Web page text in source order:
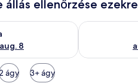
állás ellenőrzése
8
állás ellenőrzése: aug. 7 -
A holnapi
ágy 3+ ágy